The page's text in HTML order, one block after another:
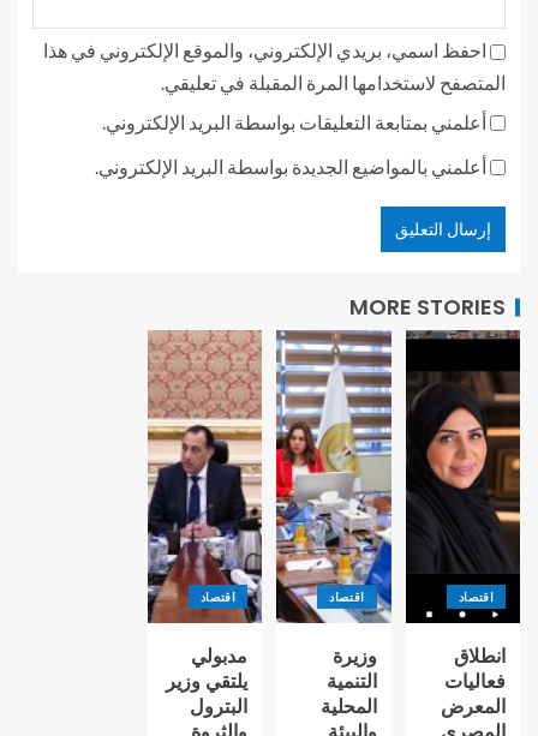
احفظ اسمي، بريدي الإلكتروني، والموقع الإلكتروني في هذا
المتصفح لاستخدامها المرة المقبلة في تعليقي.
أعلمني بمتابعة التعليقات بواسطة البريد الإلكتروني.
أعلمني بالمواضيع الجديدة بواسطة البريد الإلكتروني.
MORE STORIES
اقتصاد
انطلاق
فعاليات
المعرض
اقتصاد
وزيرة
التنمية
المحلية
اقتصاد
مدبولي
يلتقي وزير
البترول